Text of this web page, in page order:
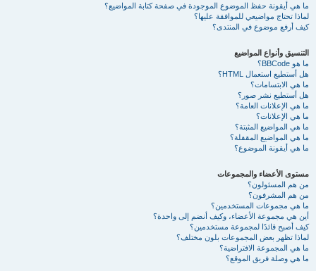
ما هي أيقونة حفظ الموضوع الموجودة في صفحة كتابة المواضيع؟
لماذا تحتاج مواضيعي للموافقة عليها؟
كيف أرفع موضوع في المنتدى؟
التنسيق وأنواع المواضيع
ما هو BBCode؟
هل أستطيع استعمال HTML؟
ما هي الابتسامات؟
هل أستطيع نشر صور؟
ما هي الإعلانات العامة؟
ما هي الإعلانات؟
ما هي المواضيع المثبتة؟
ما هي المواضيع المقفلة؟
ما هي أيقونة الموضوع؟
مستوى الأعضاء والمجموعات
من هم المسئولون؟
من هم المشرفون؟
ما هي مجموعات المستخدمين؟
أين هي مجموعة الأعضاء، وكيف أنضم إلى واحدة؟
كيف أصبح قائدًا لمجموعة مستخدمين؟
لماذا تظهر بعض المجموعات بلون مختلف؟
ما هي المجموعة الافتراضية؟
ما هي وصلة فريق الموقع؟